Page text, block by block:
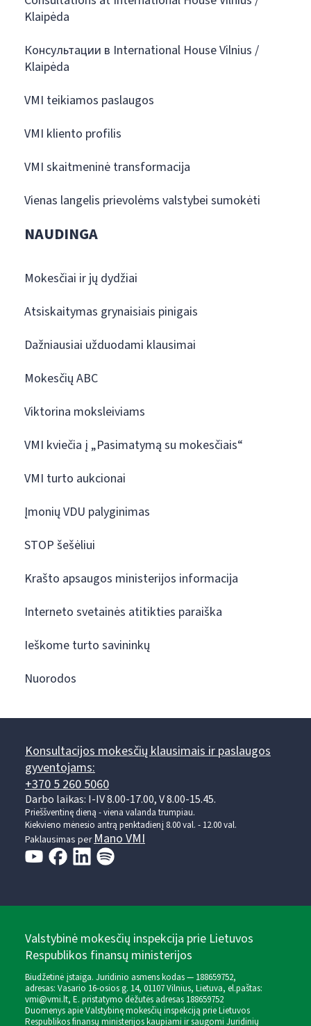
Klaipėda
Консультации в International House Vilnius /
Klaipėda
VMI teikiamos paslaugos
VMI kliento profilis
VMI skaitmeninė transformacija
Vienas langelis prievolėms valstybei sumokėti
NAUDINGA
Mokesčiai ir jų dydžiai
Atsiskaitymas grynaisiais pinigais
Dažniausiai užduodami klausimai
Mokesčių ABC
Viktorina moksleiviams
VMI kviečia į „Pasimatymą su mokesčiais“
VMI turto aukcionai
Įmonių VDU palyginimas
STOP šešėliui
Krašto apsaugos ministerijos informacija
Interneto svetainės atitikties paraiška
Ieškome turto savininkų
Nuorodos
Konsultacijos mokesčių klausimais ir paslaugos
gyventojams:
+370 5 260 5060
Darbo laikas: I-IV 8.00-17.00, V 8.00-15.45.
Prieššventinę dieną - viena valanda trumpiau.
Kiekvieno mėnesio antrą penktadienį 8.00 val. - 12.00 val.
Paklausimas perMano VMI
Valstybinė mokesčių inspekcija prie Lietuvos
Respublikos finansų ministerijos
Biudžetinė įstaiga. Juridinio asmens kodas — 188659752,
adresas: Vasario 16-osios g. 14, 01107 Vilnius, Lietuva, el.paštas:
vmi@vmi.lt, E. pristatymo dėžutės adresas 188659752
Duomenys apie Valstybinę mokesčių inspekciją prie Lietuvos
Respublikos finansų ministerijos kaupiami ir saugomi Juridinių